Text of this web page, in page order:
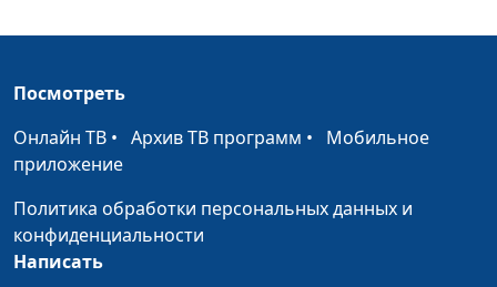
Посмотреть
Онлайн ТВ • Архив ТВ программ • Мобильное
приложение
Политика обработки персональных данных и
конфиденциальности
Написать